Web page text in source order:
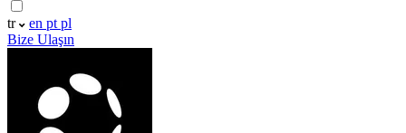
tr en pt pl
Bize Ulaşın